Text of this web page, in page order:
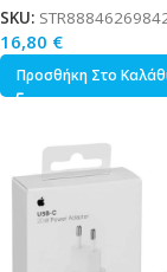
SKU:
16,80 €
Προσθήκη Στο